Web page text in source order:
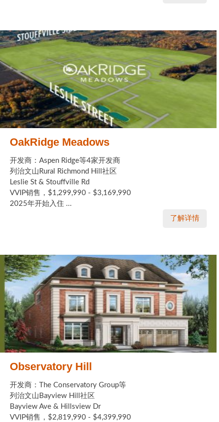
加拿大社会保险系统
定居安大略省
安大略省免费医疗保险
加拿大的福利制度
吃货眼中的加拿大地图
OakRidge Meadows
开发商：Aspen Ridge等4家开发商
列治文山Rural Richmond Hill社区
Leslie St & Stouffville Rd
VVIP销售，$1,299,990 - $3,169,990
2025年开始入住 ...
了解详情
Observatory Hill
开发商：The Conservatory Group等
列治文山Bayview Hill社区
Bayview Ave & Hillsview Dr
VVIP销售，$2,819,990 - $4,399,990